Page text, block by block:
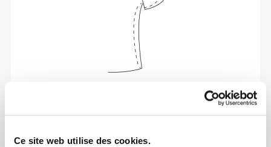
Ce site web utilise des cookies.
Liberté de mouvement et confort au quotidien,